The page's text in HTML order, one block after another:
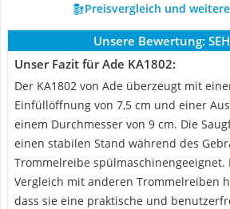
Preisvergleich und
Unsere Bewertung:
Unser Fazit für Ade KA1802:
Der KA1802 von Ade überzeugt mit
Einfüllöffnung von 7,5 cm und einer
einem Durchmesser von 9 cm. Die
einen stabilen Stand während des
Trommelreibe spülmaschinengeeignet.
Vergleich mit anderen Trommelreiben
dass sie eine praktische und